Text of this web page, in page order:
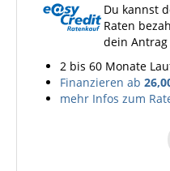
Du kannst
Raten
dein
2 bis 60 Monate
Finanzieren ab
mehr Infos zum